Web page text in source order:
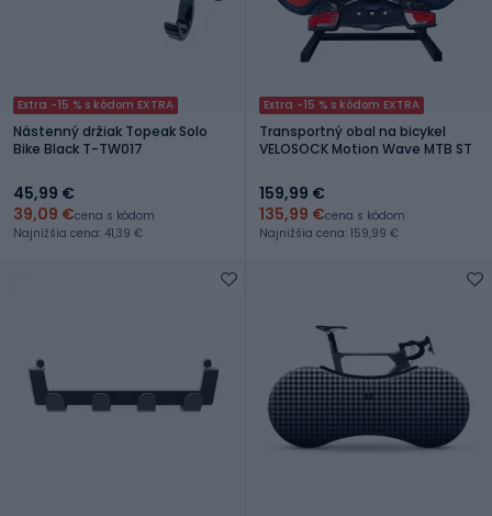
Extra -15 % s kódom EXTRA
Nástenný držiak Topeak Solo
Bike Black T-TW017
45,99 €
39,09 €cena s kódom
Najnižšia cena: 41,39 €
Extra -15 % s kódom EXTRA
Transportný obal na bicykel
VELOSOCK Motion Wave MTB ST
159,99 €
135,99 €cena s kódom
Najnižšia cena: 159,99 €